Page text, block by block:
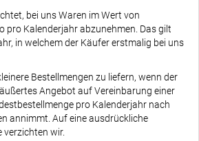
bei uns Waren im Wert von
pro Kalenderjahr abzunehmen. Das gilt
in welchem der Käufer erstmalig bei uns
Bestellmengen zu liefern, wenn der
Angebot auf Vereinbarung einer
pro Kalenderjahr nach
annimmt. Auf eine ausdrückliche
verzichten wir.